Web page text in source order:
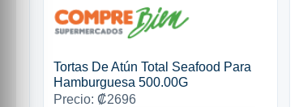
Tortas De Atún Total Seafood Para
Hamburguesa 500.00G
Precio: ₡2696